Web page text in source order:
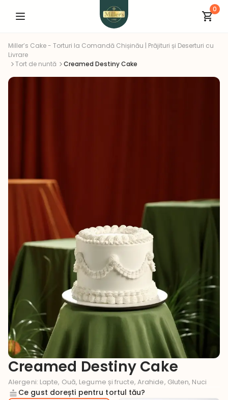
0
Miller’s Cake - Torturi la Comandă Chișinău | Prăjituri și Deserturi cu
Livrare
Tort de nuntă
Creamed Destiny Cake
Creamed Destiny Cake
Alergeni: Lapte, Ouă, Legume și fructe, Arahide, Gluten, Nuci
Ce gust dorești pentru tortul tău?